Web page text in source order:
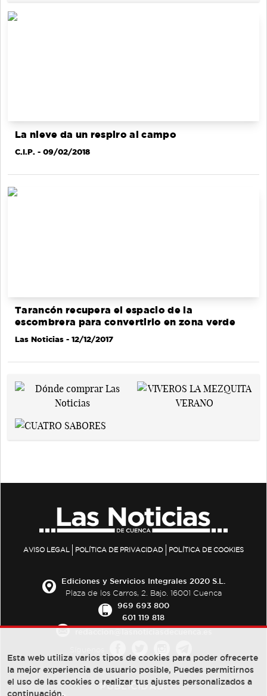
La nieve da un respiro al campo
C.I.P. - 09/02/2018
Tarancón recupera el espacio de la
escombrera para convertirlo en zona verde
Las Noticias - 12/12/2017
AVISO LEGAL POLÍTICA DE PRIVACIDAD POLÍTICA DE COOKIES
Ediciones y Servicios Integrales 2020 S.L.
Plaza de los Carros, 2. Bajo. 16001 Cuenca
969 693 800
601 119 818
PUBLICIDAD:
Esta web utiliza varios tipos de cookies para poder ofrecerte
la mejor experiencia de usuario posible, Puedes permitirnos
el uso de las cookies o realizar tus ajustes personalizados a
continuación.